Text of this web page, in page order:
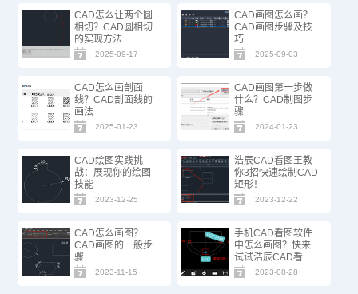
CAD怎么让两个圆
相切？CAD圆相切
的实现方法
2025-09-17
CAD画图怎么画？
CAD画图步骤及技
巧
2025-09-03
CAD怎么画剖面
线？CAD剖面线的
画法
2025-01-23
CAD画图第一步做
什么？CAD制图步
骤
2024-01-23
CAD绘图实践挑
战：展现你的绘图
技能
2023-12-25
浩辰CAD看图王教
你3招快速绘制CAD
矩形！
2023-12-22
CAD怎么画图？
CAD画图的一般步
骤
2023-11-15
手机CAD看图软件
中怎么画图？快来
试试浩辰CAD看图
王！
2023-08-28